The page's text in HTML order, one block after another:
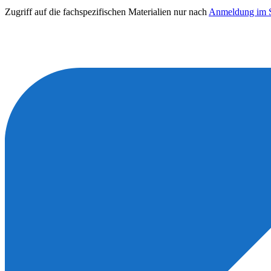
Zugriff auf die fachspezifischen Materialien nur nach Anmeldung im